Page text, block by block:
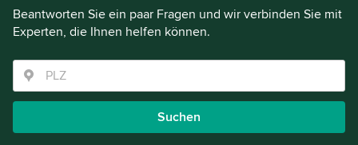
Beantworten Sie ein paar Fragen und wir verbinden Sie mit
Experten, die Ihnen helfen können.
Suchen